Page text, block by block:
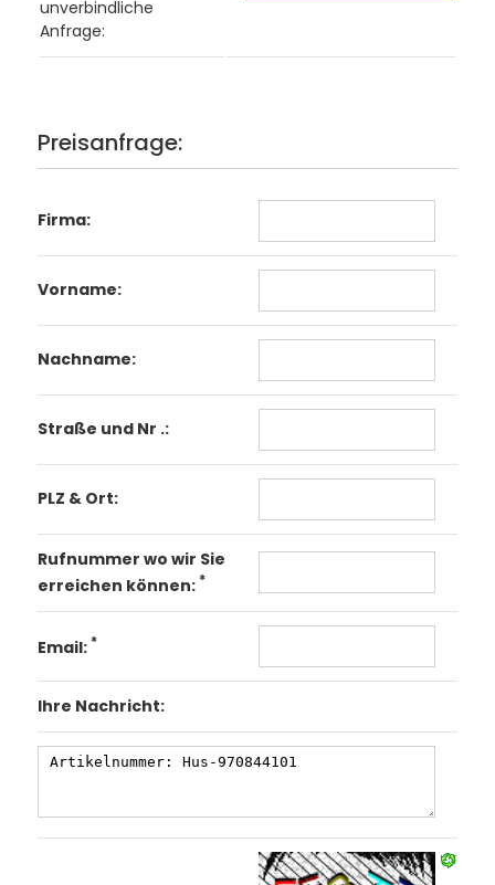
unverbindliche
Anfrage:
Preisanfrage:
Firma:
Vorname:
Nachname:
Straße und Nr .:
PLZ & Ort:
Rufnummer wo wir Sie
erreichen können: *
Email: *
Ihre Nachricht: